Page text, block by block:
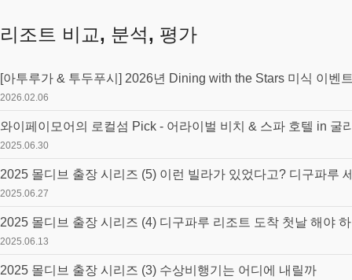
리조트 비교, 분석, 평가
[아투루가 & 투두푸시] 2026년 Dining with the Stars 미식 이벤
2026.02.06
와이페이모어의 로컬섬 Pick - 어라이벌 비치 & 스파 호텔 in 굴
2025.06.30
2025.06.27
2025 몰디브 출장 시리즈 (4) 디구파루 리조트 도착 첫날 해야
2025.06.13
2025 몰디브 출장 시리즈 (3) 수상비행기는 어디에 내릴까